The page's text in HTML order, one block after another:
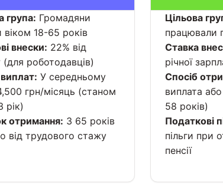
група: Громадяни
віком 18-65 років
внески: 22% від
роботодавців)
У середньому
грн/місяць (станом
рік)
отримання: З 65 років
від трудового стажу
Цільова
працювали
Ставка
річної
Спосіб
виплата
58 років)
Податкові
пільги при
пенсії